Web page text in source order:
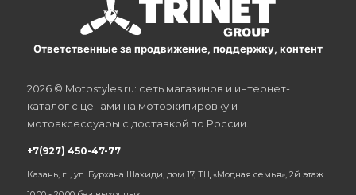
Ответственные за продвижение, поддержку, контент
2026 © Motostyles.ru: сеть магазинов и интернет-
каталог с ценами на мотоэкипировку и
мотоаксессуары с доставкой по России.
+7(927) 450-47-77
Казань, г. , ул. Бурхана Шахиди, дом 17, ТЦ «Модная семья», 2й этаж